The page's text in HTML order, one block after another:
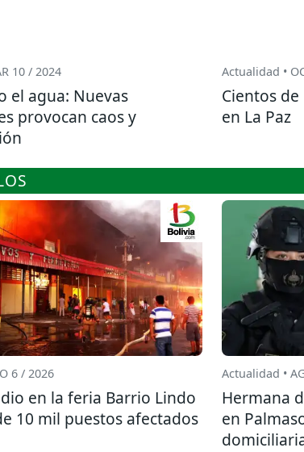
10 / 2024
el agua: Nuevas
provocan caos y
Actualidad •
Cientos
en La Paz
6 / 2026
en la feria Barrio Lindo
10 mil puestos afectados
Actualidad •
Hermana
en